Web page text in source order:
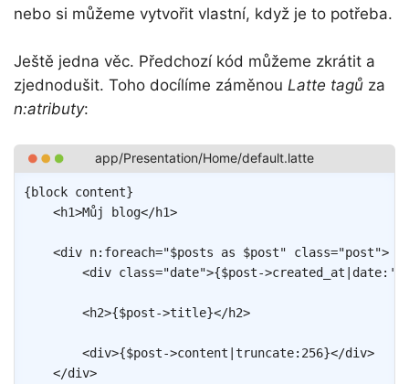
nebo si můžeme vytvořit vlastní, když je to potřeba.
Ještě jedna věc. Předchozí kód můžeme zkrátit a
zjednodušit. Toho docílíme záměnou Latte tagů za
n:atributy:
{block content}
<h1>Můj blog</h1>
<div n:foreach="$posts as $post" class="post">
<div class="date">{$post->created_at date:
<h2>{$post->title}</h2>
<div>{$post->content truncate: 256}</div>
</div>